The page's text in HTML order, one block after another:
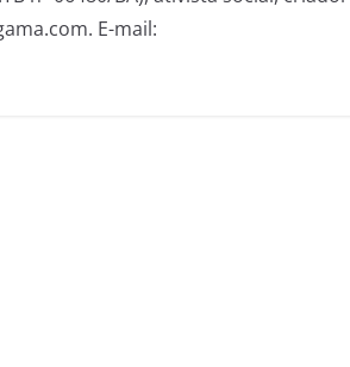
E-mail: